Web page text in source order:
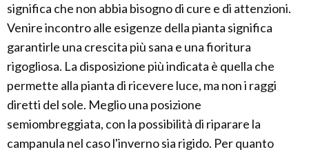
significa che non abbia bisogno di cure e di attenzioni.
Venire incontro alle esigenze della pianta significa
garantirle una crescita più sana e una fioritura
rigogliosa. La disposizione più indicata è quella che
permette alla pianta di ricevere luce, ma non i raggi
diretti del sole. Meglio una posizione
semiombreggiata, con la possibilità di riparare la
campanula nel caso l'inverno sia rigido. Per quanto